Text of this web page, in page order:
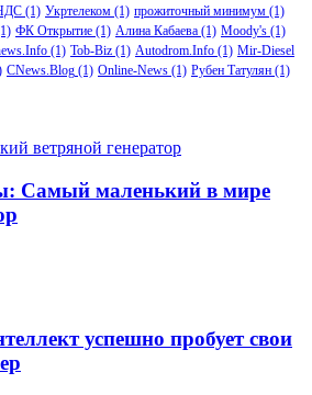
(1) Укртелеком (1) прожиточный минимум (1)
ФК Открытие (1) Алина Кабаева (1) Moody's (1)
(1) Tob-Biz (1) Autodrom.Info (1) Mir-Diesel
CNews.Blog (1) Online-News (1) Рубен Татулян (1)
Самый маленький в мире
успешно пробует свои